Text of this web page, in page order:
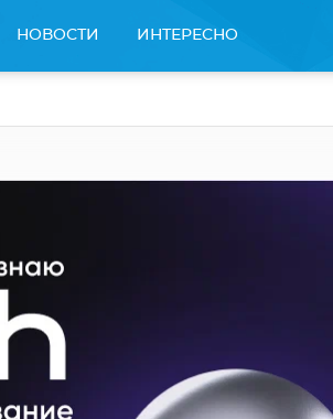
НОВОСТИ ИНТЕРЕСНО